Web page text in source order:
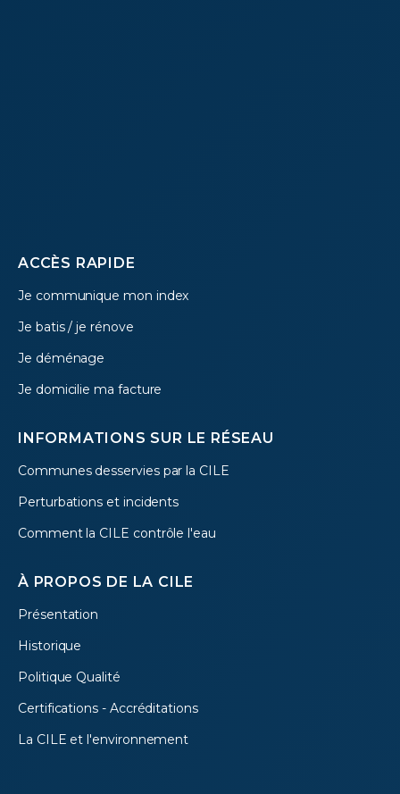
Footer
menu
ACCÈS RAPIDE
Je communique mon index
Je batis / je rénove
Je déménage
Je domicilie ma facture
INFORMATIONS SUR LE RÉSEAU
Communes desservies par la CILE
Perturbations et incidents
Comment la CILE contrôle l'eau
À PROPOS DE LA CILE
Présentation
Historique
Politique Qualité
Certifications - Accréditations
La CILE et l'environnement